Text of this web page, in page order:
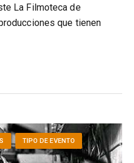
La Filmoteca de
que tienen
TIPO DE EVENTO